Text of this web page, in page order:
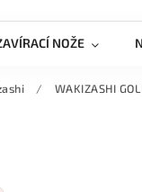
NOŽE
/ WAKIZASHI